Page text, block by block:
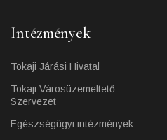
Intézmények
Tokaji Járási Hivatal
Tokaji Városüzemeltető
Szervezet
Egészségügyi intézmények